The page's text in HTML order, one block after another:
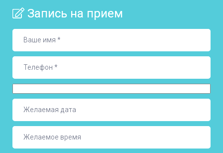
Запись на прием